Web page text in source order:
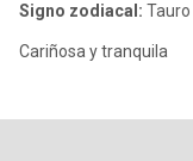
Signo zodiacal: Tauro
Cariñosa y tranquila